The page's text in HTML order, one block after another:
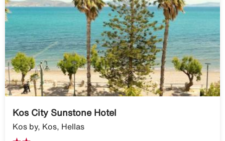
Kos City Sunstone Hotel
Kos by, Kos, Hellas